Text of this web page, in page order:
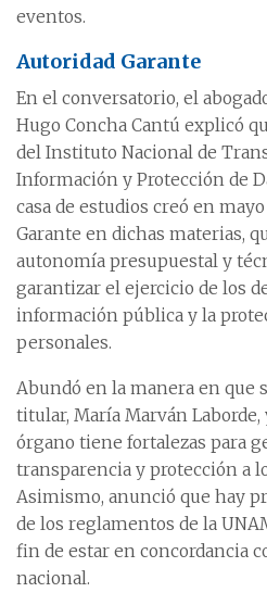
eventos.
Autoridad Garante
En el conversatorio, el
Hugo Concha Cantú explicó
del Instituto Nacional de
Información y Protección de
casa de estudios creó en
Garante en dichas materias,
autonomía presupuestal y
garantizar el ejercicio de los
información pública y la
personales.
Abundó en la manera en que
titular, María Marván Laborde,
órgano tiene fortalezas para
transparencia y protección a
Asimismo, anunció que hay
de los reglamentos de la
fin de estar en concordancia
nacional.